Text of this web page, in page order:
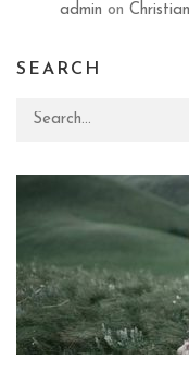
admin on
SEARCH
Search for: